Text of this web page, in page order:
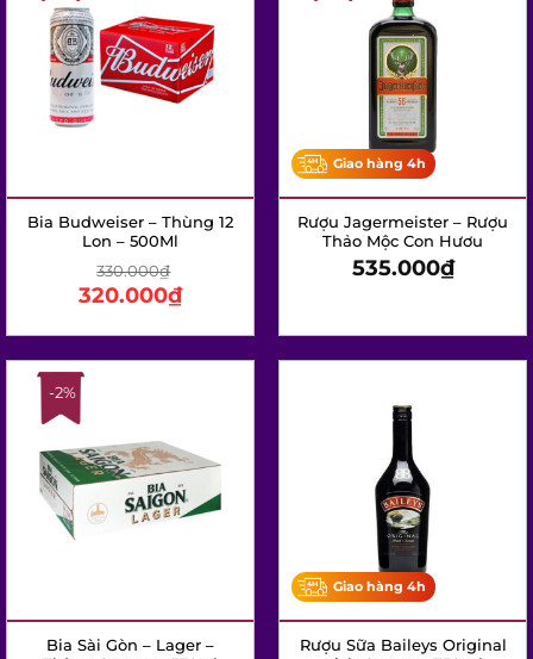
Lon – 500Ml
330.000₫
320.000₫
Giao hàng 4h
Rượu Jagermeister – Rượu
Thảo Mộc Con Hươu
535.000₫
275.000
₫
Giao hàng 4h
Rượu Sữa Baileys Original
480.000₫